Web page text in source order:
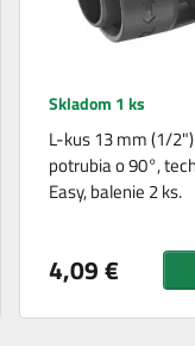
Skladom 1 ks
L-kus 13 mm (1/
potrubia o 90°,
Easy, balenie 2 ks.
4,09 €